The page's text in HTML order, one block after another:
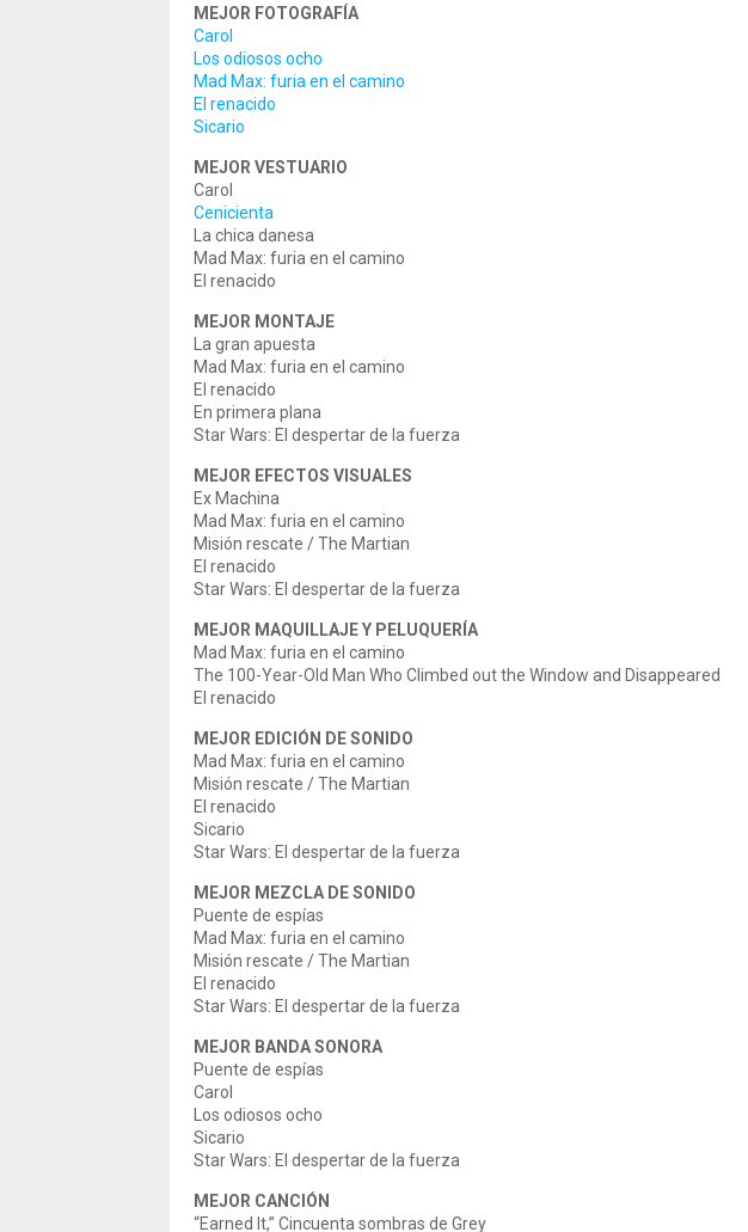
MEJOR FOTOGRAFÍA
Carol
Los odiosos ocho
Mad Max: furia en el camino
El renacido
Sicario
MEJOR VESTUARIO
Carol
Cenicienta
La chica danesa
Mad Max: furia en el camino
El renacido
MEJOR MONTAJE
La gran apuesta
Mad Max: furia en el camino
El renacido
En primera plana
Star Wars: El despertar de la fuerza
MEJOR EFECTOS VISUALES
Ex Machina
Mad Max: furia en el camino
Misión rescate / The Martian
El renacido
Star Wars: El despertar de la fuerza
MEJOR MAQUILLAJE Y PELUQUERÍA
Mad Max: furia en el camino
The 100-Year-Old Man Who Climbed out the Window and Disappeared
El renacido
MEJOR EDICIÓN DE SONIDO
Mad Max: furia en el camino
Misión rescate / The Martian
El renacido
Sicario
Star Wars: El despertar de la fuerza
MEJOR MEZCLA DE SONIDO
Puente de espías
Mad Max: furia en el camino
Misión rescate / The Martian
El renacido
Star Wars: El despertar de la fuerza
MEJOR BANDA SONORA
Puente de espías
Carol
Los odiosos ocho
Sicario
Star Wars: El despertar de la fuerza
MEJOR CANCIÓN
“Earned It,” Cincuenta sombras de Grey